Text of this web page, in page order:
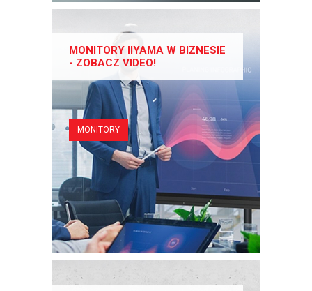
MONITORY IIYAMA W BIZNESIE
- ZOBACZ VIDEO!
MONITORY